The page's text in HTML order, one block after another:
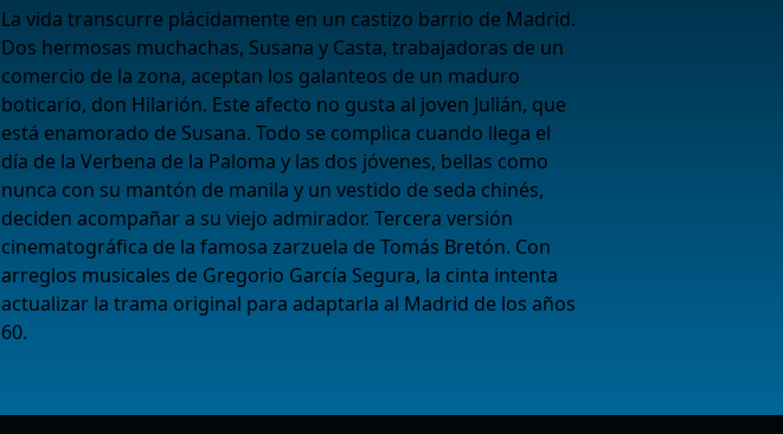
La vida transcurre plácidamente en un castizo barrio de Madrid.
Dos hermosas muchachas, Susana y Casta, trabajadoras de un
comercio de la zona, aceptan los galanteos de un maduro
boticario, don Hilarión. Este afecto no gusta al joven Julián, que
está enamorado de Susana. Todo se complica cuando llega el
día de la Verbena de la Paloma y las dos jóvenes, bellas como
nunca con su mantón de manila y un vestido de seda chinés,
deciden acompañar a su viejo admirador. Tercera versión
cinematográfica de la famosa zarzuela de Tomás Bretón. Con
arreglos musicales de Gregorio García Segura, la cinta intenta
actualizar la trama original para adaptarla al Madrid de los años
60.